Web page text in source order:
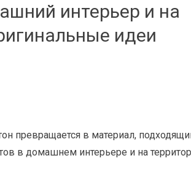
интерьер и на
идеи
превращается в материал,
в домашнем интерьере и на